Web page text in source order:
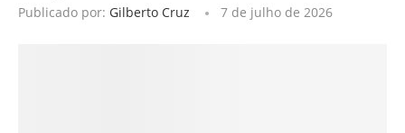
Publicado por: Gilberto Cruz 7 de julho de 2026